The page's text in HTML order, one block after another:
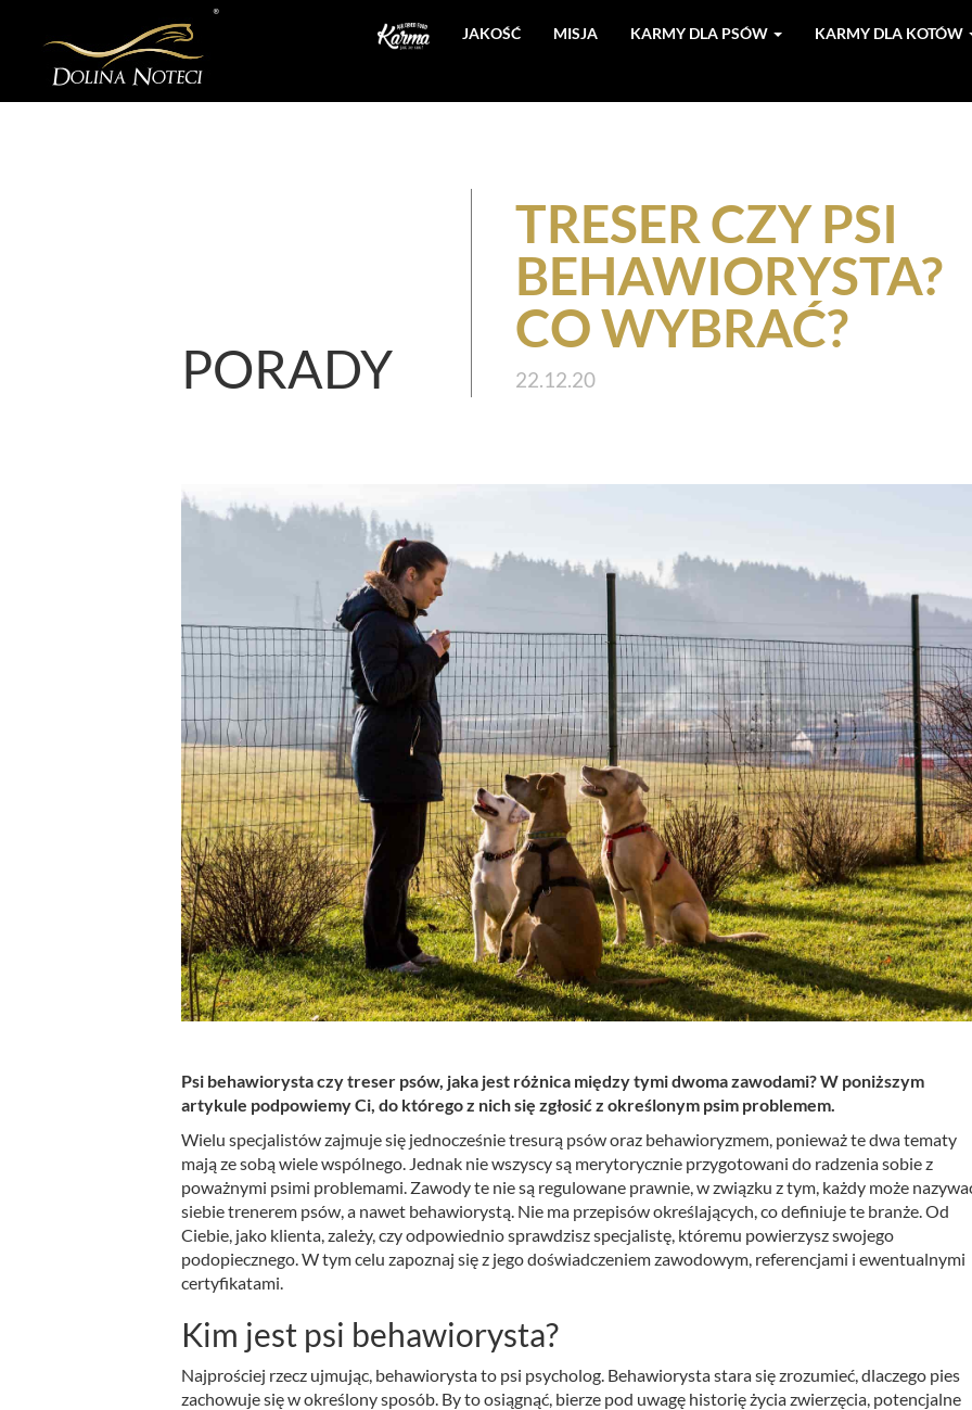
JAKOŚĆ MISJA KARMY DLA PSÓW KARMY DLA KOTÓW
PORADY
TRESER CZY PSI
BEHAWIORYSTA?
CO WYBRAĆ?
22.12.20
Psi behawiorysta czy treser psów, jaka jest różnica między tymi dwoma zawodami? W poniższym
artykule podpowiemy Ci, do którego z nich się zgłosić z określonym psim problemem.
Wielu specjalistów zajmuje się jednocześnie tresurą psów oraz behawioryzmem, ponieważ te dwa tematy
mają ze sobą wiele wspólnego. Jednak nie wszyscy są merytorycznie przygotowani do radzenia sobie z
poważnymi psimi problemami. Zawody te nie są regulowane prawnie, w związku z tym, każdy może
siebie trenerem psów, a nawet behawiorystą. Nie ma przepisów określających, co definiuje te branże. Od
Ciebie, jako klienta, zależy, czy odpowiednio sprawdzisz specjalistę, któremu powierzysz swojego
podopiecznego. W tym celu zapoznaj się z jego doświadczeniem zawodowym, referencjami i ewentualnymi
certyfikatami.
Kim jest psi behawiorysta?
Najprościej rzecz ujmując, behawiorysta to psi psycholog. Behawiorysta stara się zrozumieć, dlaczego pies
zachowuje się w określony sposób. By to osiągnąć, bierze pod uwagę historię życia zwierzęcia, potencjalne